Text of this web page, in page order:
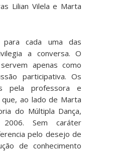
Lilian Vilela e Marta
cada uma das
a conversa. O
apenas como
participativa. Os
pela professora e
que, ao lado de Marta
do Múltipla Dança,
Sem caráter
pelo desejo de
de conhecimento